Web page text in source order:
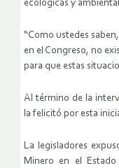
ecológicas y
“Como ustedes
en el Congreso, no
para que estas
Al término de la
la felicitó por esta
La legisladores
Minero en el